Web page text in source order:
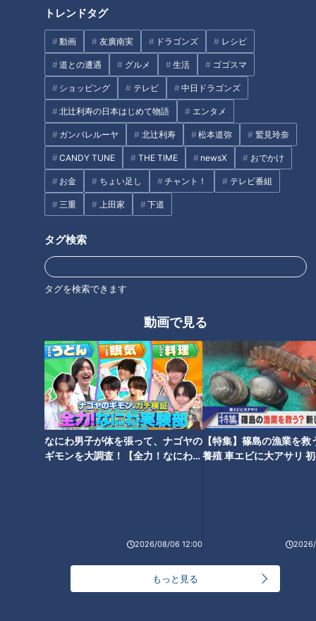
トレンドタグ
動画 友廣南実 ドラゴンズ レシピ
道との遭遇 グルメ 生活 ゴゴスマ
ショッピング テレビ 中日ドラゴンズ
北辻利寿の日本はじめて物語 エンタメ
ガンバレルーヤ 北辻利寿 松本道弥 鷲見玲奈
CANDY TUNE THE TIME newsX おでかけ
お金 ちょい足し チャント！ テレビ番組
三重 上田家 下道
タグ検索
タグを検索できます
動画で見る
なにわ男子が体を張って、ナゴヤの
ギモンを大調査！【全力！なにわ実
2026/08/06 12:00
【特集】篠島の漁業を救
養殖 車エビに大アサリ
もっと見る
CBCテレビ：画像『チャント！』
3兄妹のママは、パスタ１kg、カットトマト缶、ナスなどを購
入。たくさん食べるお家のようですが、中でも一番食べるのは
（ママ・梢さん）
「お皿に盛るのが面倒くさいから、フライパンのまま食べる」
とっておきの調味料も使うという、大量パスタを見せてもらう
に使うフライパンは、直径32センチとビッグサイズ！パスタ
も、今回購入した２袋に加えて、前回の残りおよそ700ｇと、
大量に買い貯めている様です。
まずは前回の残りのパスタを茹でながら、32センチのフライ
丸々２缶使用。そして、どこのお家にもありそうな調味料で味
に変化をつけます。それは…、
（ママ・梢さん）
「お砂糖です、うちは砂糖をちょこっと。酸味が結構強かった
りするのでトマトの」
と和え、モッツァレラチーズをゴロゴロと入れて完成です。
結局、700ｇでは足りずさらに200ｇのパスタを追加で茹で、
つくり置きしておいたクリームソースを絡めた、サケとほうれ